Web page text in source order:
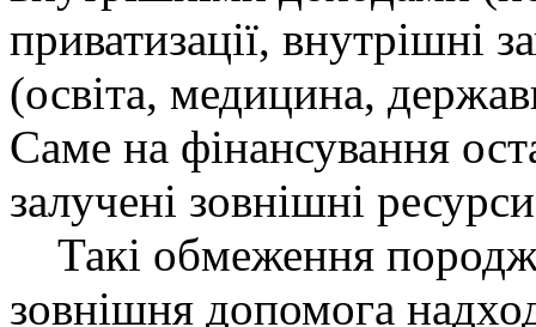
приватизації, внутрішні
(освіта, медицина,
Саме на фінансування
залучені зовнішні
Такі обмеження
зовнішня допомога